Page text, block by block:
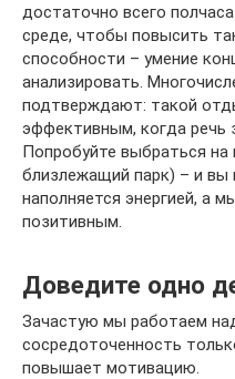
достаточно всего
среде, чтобы повысить
способности – умение
анализировать.
подтверждают: такой
эффективным, когда речь
Попробуйте выбраться
близлежащий парк) – и вы
наполняется энергией, а
позитивным.
Доведите одно
Зачастую мы работаем
сосредоточенность
повышает мотивацию.